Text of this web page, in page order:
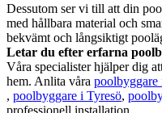
Dessutom ser vi till att din
med hållbara material och
bekvämt och långsiktigt
Letar du efter erfarna
Våra specialister hjälper dig
hem. Anlita våra poolbyggare
, poolbyggare i Tyresö,
professionell installation.